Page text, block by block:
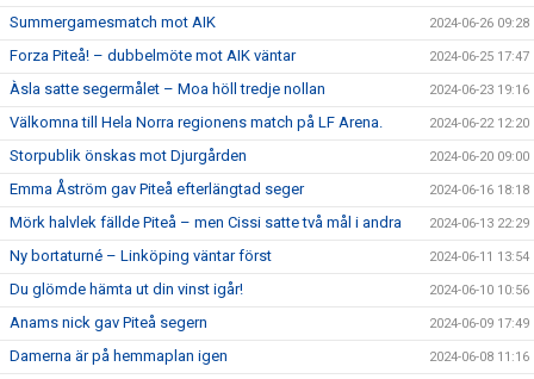
Summergamesmatch mot AIK 2024-06-26 09:28
Forza Piteå! – dubbelmöte mot AIK väntar 2024-06-25 17:47
Àsla satte segermålet – Moa höll tredje nollan 2024-06-23 19:16
Välkomna till Hela Norra regionens match på LF Arena. 2024-06-22 12:20
Storpublik önskas mot Djurgården 2024-06-20 09:00
Emma Åström gav Piteå efterlängtad seger 2024-06-16 18:18
Mörk halvlek fällde Piteå – men Cissi satte två mål i andra 2024-06-13 22:29
Ny bortaturné – Linköping väntar först 2024-06-11 13:54
Du glömde hämta ut din vinst igår! 2024-06-10 10:56
Anams nick gav Piteå segern 2024-06-09 17:49
Damerna är på hemmaplan igen 2024-06-08 11:16